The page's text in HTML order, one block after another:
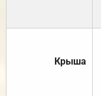
Крыша